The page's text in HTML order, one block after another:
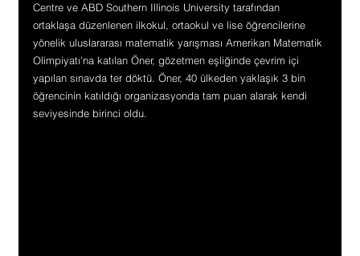
Centre ve ABD Southern Illinois University tarafından
ortaklaşa düzenlenen ilkokul, ortaokul ve lise öğrencilerine
yönelik uluslararası matematik yarışması Amerikan Matematik
Olimpiyatı'na katılan Öner, gözetmen eşliğinde çevrim içi
yapılan sınavda ter döktü. Öner, 40 ülkeden yaklaşık 3 bin
öğrencinin katıldığı organizasyonda tam puan alarak kendi
seviyesinde birinci oldu.